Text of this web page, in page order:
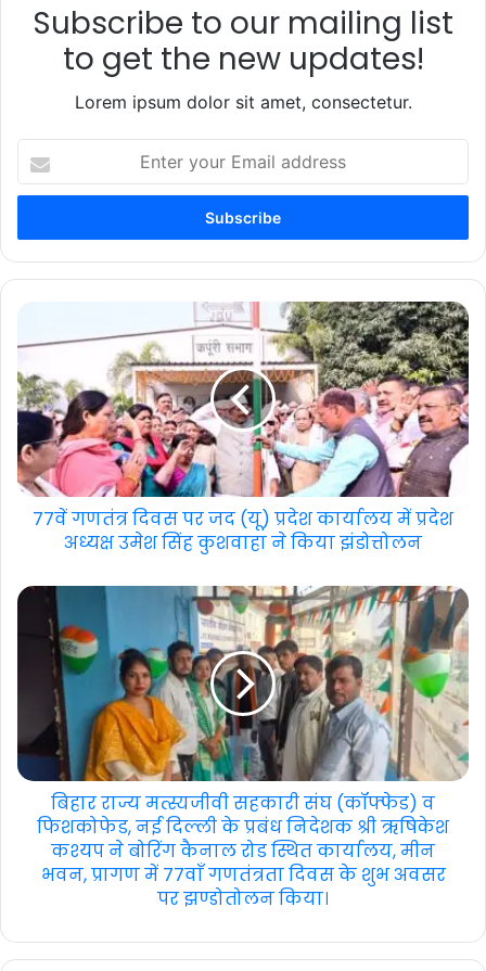
Subscribe to our mailing list
to get the new updates!
Lorem ipsum dolor sit amet, consectetur.
your
Email
77वें गणतंत्र दिवस पर जद (यू) प्रदेश कार्यालय में प्रदेश
अध्यक्ष उमेश सिंह कुशवाहा ने किया झंडोत्तोलन
बिहार राज्य मत्स्यजीवी सहकारी संघ (कॉफ्फेड) व
फिशकोफेड, नई दिल्ली के प्रबंध निदेशक श्री ऋषिकेश
कश्यप ने बोरिंग कैनाल रोड स्थित कार्यालय, मीन
भवन, प्रागण में 77वाँ गणतंत्रता दिवस के शुभ अवसर
पर झण्डोतोलन किया।